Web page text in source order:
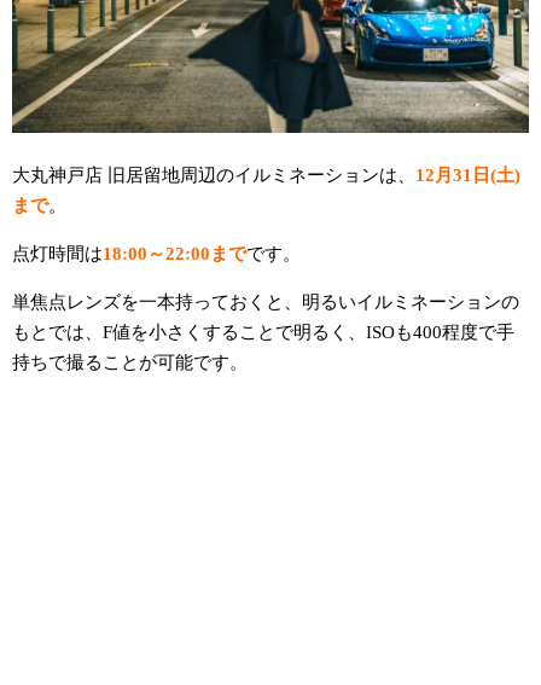
大丸神戸店 旧居留地周辺のイルミネーションは、 12月31日(土)
まで。
点灯時間は18:00～22:00までです。
単焦点レンズを一本持っておくと、明るいイルミネーションの
もとでは、F値を小さくすることで明るく、ISOも400程度で手
持ちで撮ることが可能です。